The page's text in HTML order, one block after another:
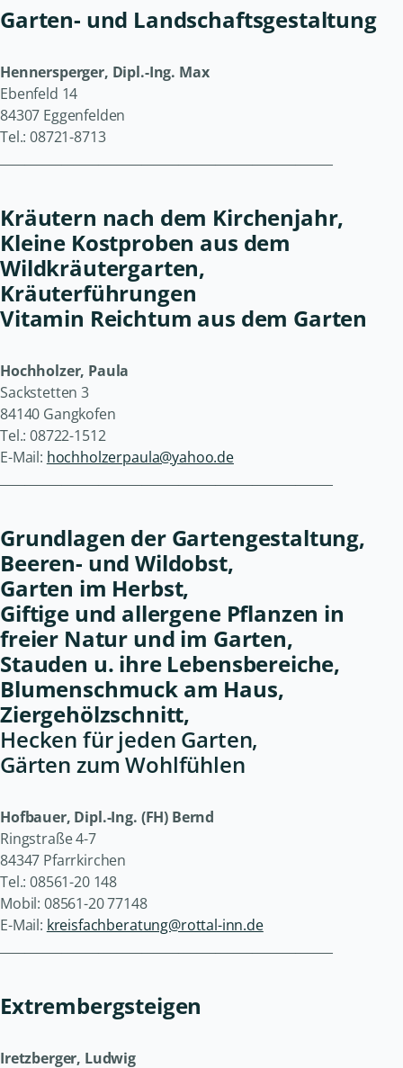
Garten- und Landschaftsgestaltung
Hennersperger, Dipl.-Ing. Max
Ebenfeld 14
84307 Eggenfelden
Tel.: 08721-8713
Kräutern nach dem Kirchenjahr,
Kleine Kostproben aus dem
Wildkräutergarten,
Kräuterführungen
Vitamin Reichtum aus dem Garten
Hochholzer, Paula
Sackstetten 3
84140 Gangkofen
Tel.: 08722-1512
E-Mail: hochholzerpaula@yahoo.de
Grundlagen der Gartengestaltung,
Beeren- und Wildobst,
Garten im Herbst,
Giftige und allergene Pflanzen in
freier Natur und im Garten,
Stauden u. ihre Lebensbereiche,
Blumenschmuck am Haus,
Ziergehölzschnitt,
Hecken für jeden Garten,
Gärten zum Wohlfühlen
Hofbauer, Dipl.-Ing. (FH) Bernd
Ringstraße 4-7
84347 Pfarrkirchen
Tel.: 08561-20 148
Mobil: 08561-20 77148
E-Mail: kreisfachberatung@rottal-inn.de
Extrembergsteigen
Iretzberger, Ludwig